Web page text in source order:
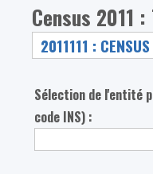
Census 2011
Sélection de l'entité
code INS) :